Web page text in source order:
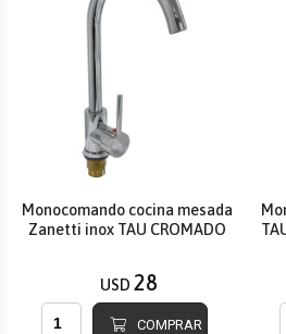
Monocomando cocina mesada
Zanetti inox TAU CROMADO
USD 28
COMPRAR